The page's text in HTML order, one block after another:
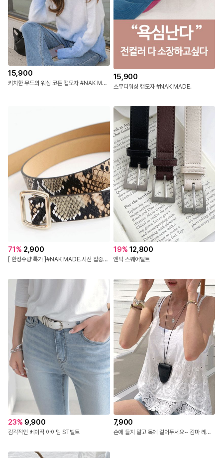
15,900
키치한 무드의 워싱 코튼 캡모자 #NAK MADE.
15,900
스무디워싱 캡모자 #NAK MADE.
71% 2,900
[ 한정수량 특가 ]#NAK MADE.시선 집중~코디의 완성~! 스네이크 벨트
19% 12,800
엔틱 스퀘어벨트
23% 9,900
감각적인 베이직 아이템 ST벨트
7,900
손에 들지 말고 목에 걸어두세요~ 감마 레더 멀티 목걸이/선글라스 케이스